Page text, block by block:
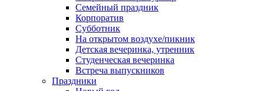
Семейный праздник
Корпоратив
Субботник
На открытом воздухе/пикник
Детская вечеринка, утренник
Студенческая вечеринка
Встреча выпускников
Праздники